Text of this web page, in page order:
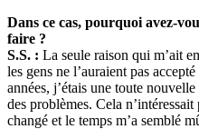
Dans ce cas, pourquoi avez-
faire ?
S.S. : La seule raison qui m’ait
les gens ne l’auraient pas
années, j’étais une toute
des problèmes. Cela
changé et le temps m’a semblé